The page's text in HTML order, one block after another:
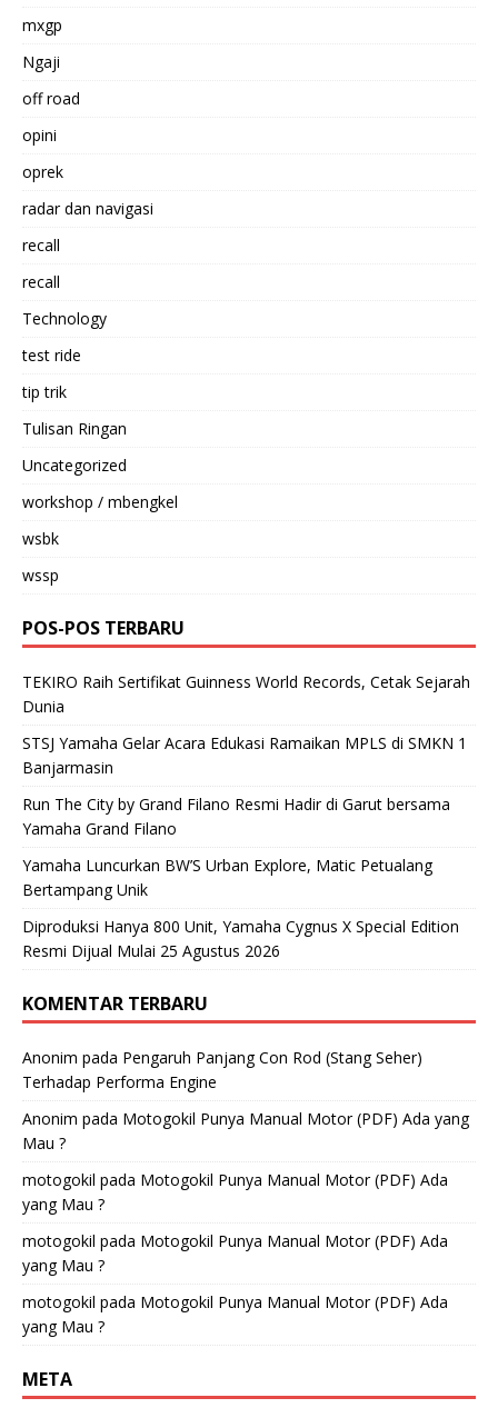
mxgp
Ngaji
off road
opini
oprek
radar dan navigasi
recall
recall
Technology
test ride
tip trik
Tulisan Ringan
Uncategorized
workshop / mbengkel
wsbk
wssp
POS-POS TERBARU
TEKIRO Raih Sertifikat Guinness World Records, Cetak Sejarah
Dunia
STSJ Yamaha Gelar Acara Edukasi Ramaikan MPLS di SMKN 1
Banjarmasin
Run The City by Grand Filano Resmi Hadir di Garut bersama
Yamaha Grand Filano
Yamaha Luncurkan BW’S Urban Explore, Matic Petualang
Bertampang Unik
Diproduksi Hanya 800 Unit, Yamaha Cygnus X Special Edition
Resmi Dijual Mulai 25 Agustus 2026
KOMENTAR TERBARU
Anonim pada Pengaruh Panjang Con Rod (Stang Seher)
Terhadap Performa Engine
Anonim pada Motogokil Punya Manual Motor (PDF) Ada yang
Mau ?
motogokil pada Motogokil Punya Manual Motor (PDF) Ada
yang Mau ?
motogokil pada Motogokil Punya Manual Motor (PDF) Ada
yang Mau ?
motogokil pada Motogokil Punya Manual Motor (PDF) Ada
yang Mau ?
META